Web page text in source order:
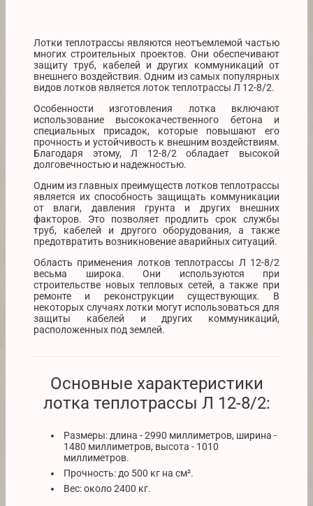
Лотки теплотрассы являются неотъемлемой частью
многих строительных проектов. Они обеспечивают
защиту труб, кабелей и других коммуникаций от
внешнего воздействия. Одним из самых популярных
видов лотков является лоток теплотрассы Л 12-8/2.
Особенности изготовления лотка включают
использование высококачественного бетона и
специальных присадок, которые повышают его
прочность и устойчивость к внешним воздействиям.
Благодаря этому, Л 12-8/2 обладает высокой
долговечностью и надежностью.
Одним из главных преимуществ лотков теплотрассы
является их способность защищать коммуникации
от влаги, давления грунта и других внешних
факторов. Это позволяет продлить срок службы
труб, кабелей и другого оборудования, а также
предотвратить возникновение аварийных ситуаций.
Область применения лотков теплотрассы Л 12-8/2
весьма широка. Они используются при
строительстве новых тепловых сетей, а также при
ремонте и реконструкции существующих. В
некоторых случаях лотки могут использоваться для
защиты кабелей и других коммуникаций,
расположенных под землей.
Основные характеристики
лотка теплотрассы Л 12-8/2:
Размеры: длина - 2990 миллиметров, ширина -
1480 миллиметров, высота - 1010
миллиметров.
Прочность: до 500 кг на см².
Вес: около 2400 кг.